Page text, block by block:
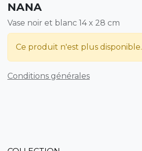
NANA
Vase noir et blanc 14 x 28 cm
Ce produit n'est plus disponible.
Conditions générales